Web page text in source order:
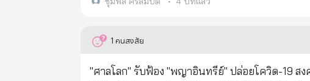
วิเคราะห์ดังกล่าวนั้น เป็นข้อมูลเมื่อปี 2550 ซึ่งสำ
(กรดเบนโซอิคและกรดซอร์บิค) ในอาหารประเภทเส้นมาอย่างต่อเนื่อง . นอกจากนี้ กรม
1 คนสงสัย
"ศาลโลก" รับฟ้อง "พญาอินทรีย์" ปล่อยโควิด-19 สงครามชีวภาพ ในที่สุด ความจริงก็ถูกเปิดเผย โดย ผู้ตัดต่อพันธุกรรมเชื้อ